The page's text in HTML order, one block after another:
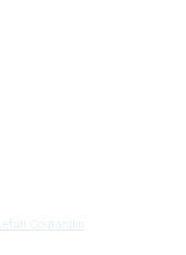
Coutandin